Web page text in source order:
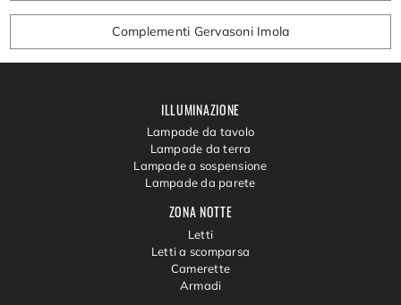
Complementi Gervasoni Imola
ZONA NOTTE
Letti
Letti a scomparsa
Camerette
Armadi
ILLUMINAZIONE
Lampade da tavolo
Lampade da terra
Lampade a sospensione
Lampade da parete